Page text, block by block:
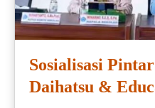
Sosialisasi
Daihatsu &